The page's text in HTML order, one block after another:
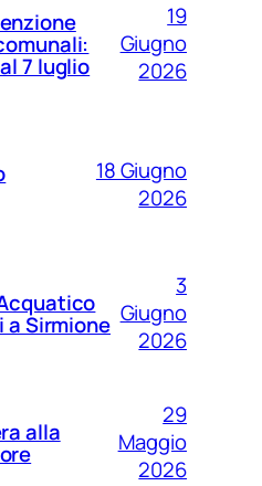
7 luglio
19
Giugno
2026
18 Giugno
2026
a Sirmione
3
Giugno
2026
alla
29
Maggio
2026